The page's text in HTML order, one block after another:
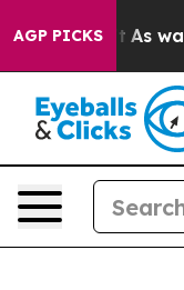
AGP PICKS
As war With